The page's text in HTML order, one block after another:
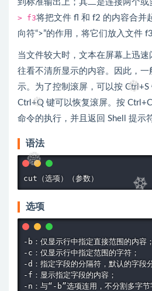
到标准输出上；其二是连接两个或
> f3将把文件 fl 和 f2 的内容合并
向符“>”的作用，将它们放入文件 f3
当文件较大时，文本在屏幕上迅
往看不清所显示的内容。因此，一
示。为了控制滚屏，可以按
Ctrl+Q 键可以恢复滚屏。按
命令的执行，并且返回 Shell 提示
语法
选项
-b：仅显示行中指定直接范围的内容；
-c：仅显示行中指定范围的字符；
-d：指定字段的分隔符，默认的字段
-f：显示指定字段的内容；
-n：与“-b”选项连用，不分割多字节